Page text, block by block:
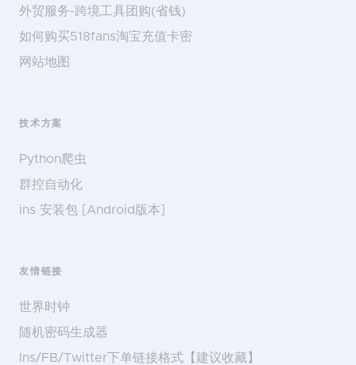
外贸服务-跨境工具团购(省钱)
如何购买518fans淘宝充值卡密
网站地图
技术方案
Python爬虫
群控自动化
ins 安装包 [Android版本]
友情链接
世界时钟
随机密码生成器
Ins/FB/Twitter下单链接格式【建议收藏】